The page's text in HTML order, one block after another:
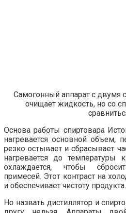
Самогонный аппарат с двумя
очищает жидкость, но со
Основа работы спиртовара
нагревается основной объем,
резко остывает и сбрасывает
нагревается до температуры
охлаждается, чтобы
примесей. Этот контраст на
и обеспечивает чистоту продукта.
Но назвать дистиллятор и